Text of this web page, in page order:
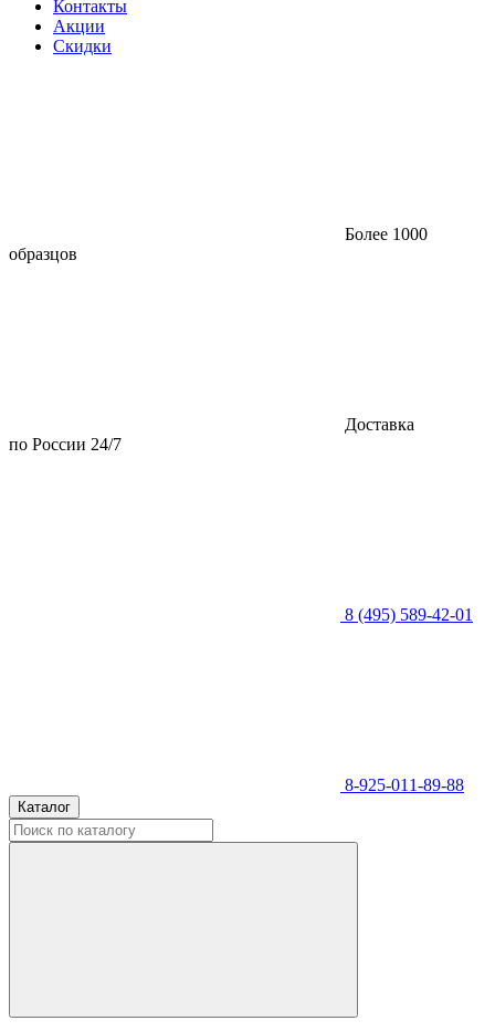
Контакты
Акции
Скидки
Более 1000
образцов
Доставка
по России 24/7
8 (495) 589-42-01
8-925-011-89-88
Каталог